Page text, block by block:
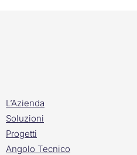
L’Azienda
Soluzioni
Progetti
Angolo Tecnico